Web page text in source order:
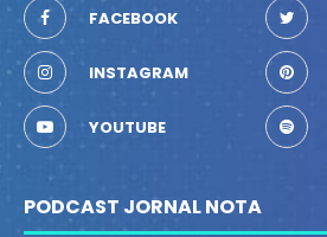
FACEBOOK
INSTAGRAM
YOUTUBE
PODCAST JORNAL NOTA